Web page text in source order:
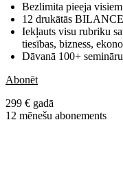
Bezlimita pieeja
12 drukātās
Iekļauts visu rubriku
tiesības, bizness,
Dāvanā 100+
Abonēt
299 € gadā
12 mēnešu abonements